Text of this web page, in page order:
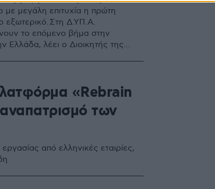
μεγάλη επιτυχία η πρώτη
εξωτερικό. Στη Δ.ΥΠ.Α.
το επόμενο βήμα στην
Ελλάδα, λέει ο Διοικητής της
«Rebrain
των
από ελληνικές εταιρίες,